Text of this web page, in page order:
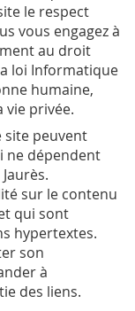
le respect
vous engagez à
au droit
loi Informatique
humaine,
vie privée.
site peuvent
ne dépendent
sur le contenu
qui sont
hypertextes.
son
à
des liens.